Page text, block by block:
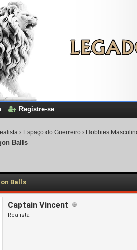
Registre-se
› Espaço do Guerreiro › Hobbies
Balls
Balls
Captain Vincent
Realista